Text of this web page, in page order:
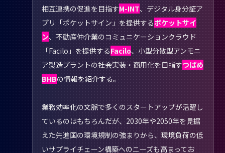
相互連携の促進を目指すM-INT、デジタル身分証ア
プリ「ポケットサイン」を提供するポケットサイ
ン、不動産仲介業のコミュニケーションクラウド
「Facilo」を提供するFacilo、小型分散型アンモニ
ア製造プラントの社会実装・商用化を目指すつばめ
BHBの情報を紹介する。
業務効率化の文脈で多くのスタートアップが活躍し
ているのはもちろんだが、2030年や2050年を見据
えた先進国の環境規制の強まりから、環境負荷の低
いサプライチェーン構築へのニーズも高まってお